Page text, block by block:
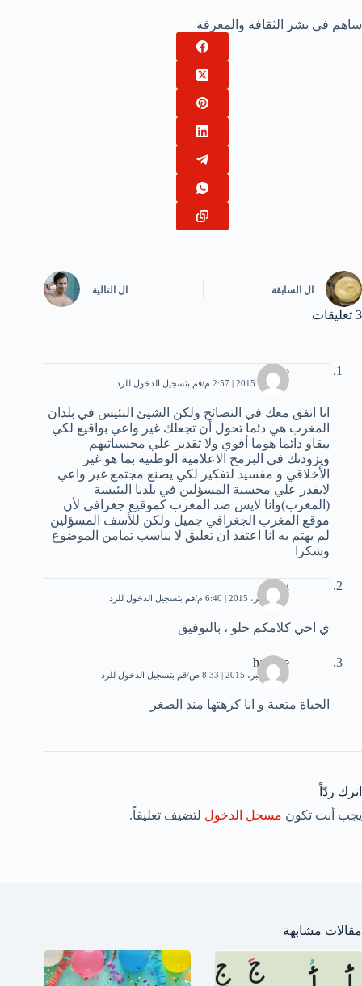
ساهم في نشر الثقافة والمعرفة
ال السابقة ال التالية
3 تعليقات
simo
2 أكتوبر، 2015 | 2:57 م قم بتسجيل الدخول للرد
انا اتفق معك في النصائح ولكن الشيئ البئيس في بلدان
المغرب هي دئما تحول أن تجعلك غير واعي بواقيع لكي
يبقاو دائما هوما أقوي ولا تقدير علي محسباتيهم
ويزودنك في البرمح الاعلامية الوطنية بما هو غير
الأخلاقي و مفسيد لتفكير لكي يصنع مجتمع غير واعي
لايقدر علي محسبة المسؤلين في بلدنا البئيسة
(المغرب)وانا لايس ضد المغرب كموقيع جغرافي لأن
موقع المغرب الجغرافي جميل ولكن للأسف المسؤلين
لم يهتم به انا اعتقد ان تعليق لا يناسب تمامن الموضوع
وشكرا
Sona
15 نوفمبر، 2015 | 6:40 م قم بتسجيل الدخول للرد
ي اخي كلامكم حلو ، بالتوفيق
hanane
10 ديسمبر، 2015 | 8:33 ص قم بتسجيل الدخول للرد
الحياة متعبة و انا كرهتها منذ الصغر
اترك ردّاً
يجب أنت تكون مسجل الدخول لتضيف تعليقاً.
مقالات مشابهة